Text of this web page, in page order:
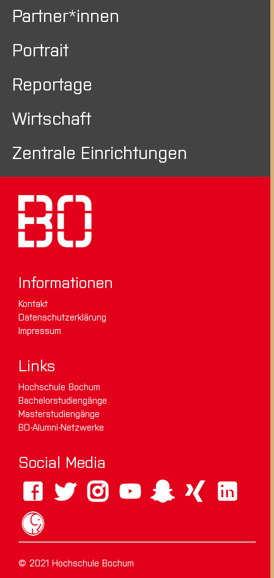
Partner*innen
Portrait
Reportage
Wirtschaft
Zentrale Einrichtungen
Informationen
Kontakt
Datenschutzerklärung
Impressum
Links
Hochschule Bochum
Bachelorstudiengänge
Masterstudiengänge
BO-Alumni-Netzwerke
Social Media
© 2021 Hochschule Bochum